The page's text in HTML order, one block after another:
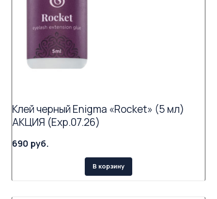
Клей черный Enigma «Rocket» (5 мл)
АКЦИЯ (Exp.07.26)
690 руб.
В корзину